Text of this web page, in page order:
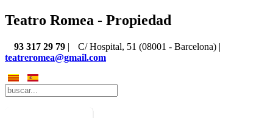
Teatro Romea - Propiedad
93 317 29 79 |
C/ Hospital, 51 (08001 - Barcelona) |
teatreromea@gmail.com